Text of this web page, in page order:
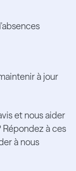
à jour
et nous aider
à ces
à nous